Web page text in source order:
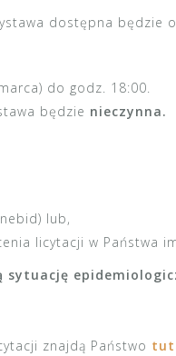
dostępna będzie
do godz. 18:00.
będzie nieczynna.
lub,
licytacji w Państwa
sytuację
znajdą Państwo